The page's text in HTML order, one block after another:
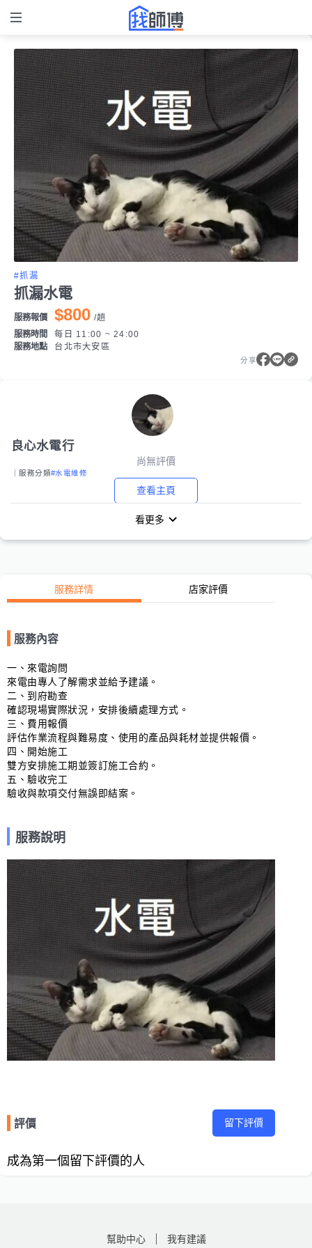
#抓漏
抓漏水電
服務報價 $800 /趟
服務時間
每日 11:00 ~ 24:00
服務地點
台北市大安區
分享
良心水電行
尚無評價
｜服務分類#水電維修
查看主頁
看更多
服務詳情 店家評價
服務內容
一、來電詢問
來電由專人了解需求並給予建議。
二、到府勘查
確認現場實際狀況，安排後續處理方式。
三、費用報價
評估作業流程與難易度、使用的產品與耗材並提供報價。
四、開始施工
雙方安排施工期並簽訂施工合約。
五、驗收完工
驗收與款項交付無誤即結案。
服務說明
評價 留下評價
成為第一個留下評價的人
幫助中心 我有建議